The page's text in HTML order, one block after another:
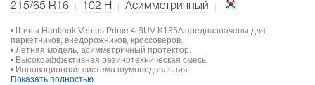
215/65 R16 102 H Асимметричный
• Шины Hankook Ventus Prime 4 SUV K135A предназначены для
паркетников, внедорожников, кроссоверов.
• Летняя модель, асимметричный протектор.
• Высокоэффективная резинотехническая смесь.
• Инновационная система шумоподавления.
Показать полностью